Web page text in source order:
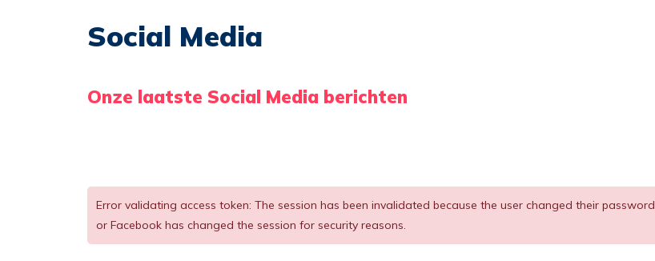
Social Media
Onze laatste Social Media berichten
Error validating access token: The session has been invalidated because the user changed their password
or Facebook has changed the session for security reasons.